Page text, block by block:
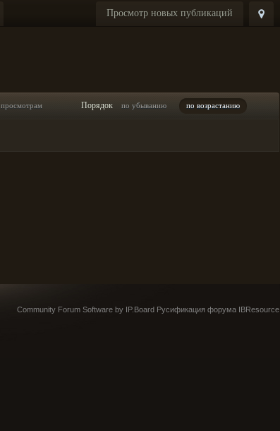
Просмотр новых публикаций
просмотрам Порядок по убыванию по возрастанию
Community Forum Software by IP.Board Русификация форума IBResource